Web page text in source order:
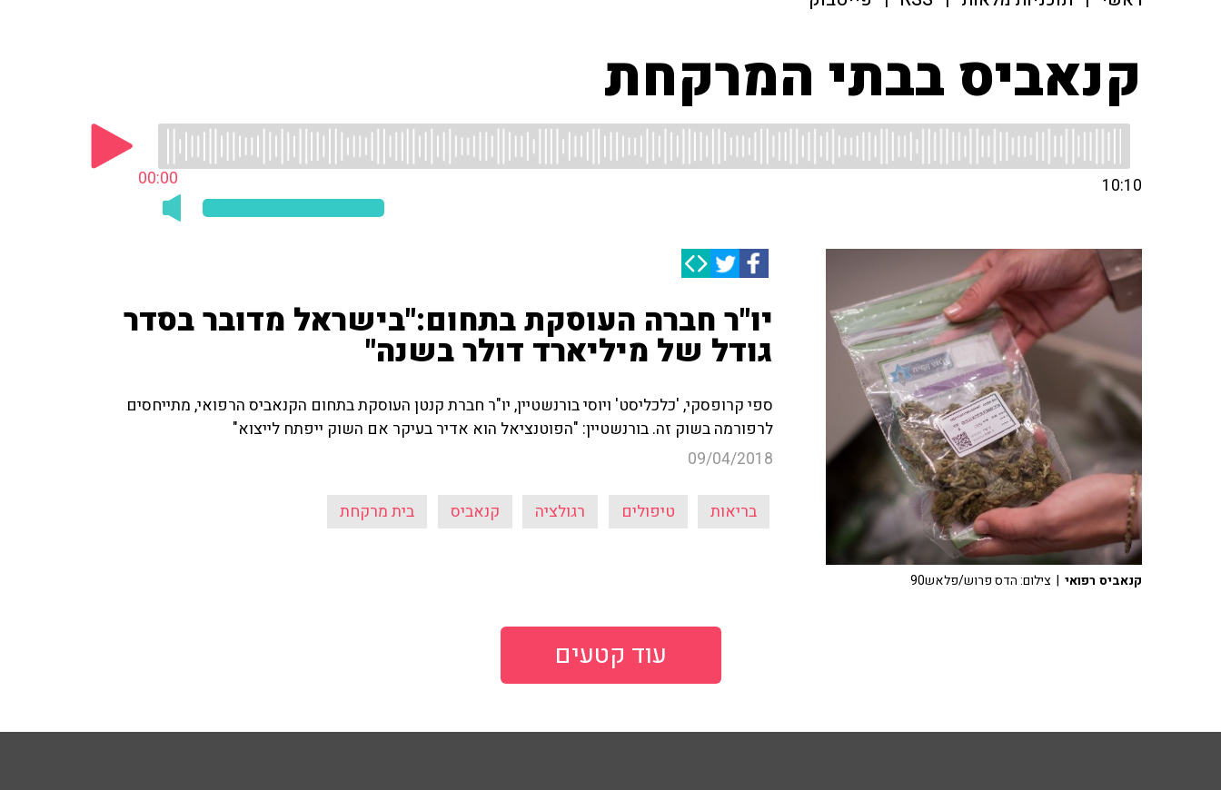
קנאביס בבתי המרקחת
00:00 10:10
יו"ר חברה העוסקת בתחום:"בישראל מדובר בסדר
גודל של מיליארד דולר בשנה"
ספי קרופסקי, 'כלכליסט' ויוסי בורנשטיין, יו"ר חברת קנטן העוסקת בתחום הקנאביס הרפואי, מתייחסים
לרפורמה בשוק זה. בורנשטיין: "הפוטנציאל הוא אדיר בעיקר אם השוק ייפתח לייצוא"
09/04/2018
בריאות טיפולים רגולציה קנאביס בית מרקחת
קנאביס רפואי | צילום: הדס פרוש/פלאש90
עוד קטעים